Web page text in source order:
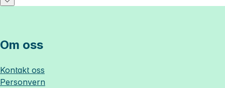
Om oss
Kontakt oss
Personvern